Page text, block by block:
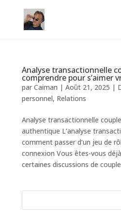
Analyse transactionnelle
comprendre pour s’aimer
par Caiman | Août 21, 2025 |
personnel, Relations
Analyse transactionnelle
authentique L’analyse
comment passer d’un jeu de
connexion Vous êtes-vous
certaines discussions de couple